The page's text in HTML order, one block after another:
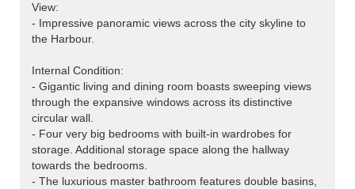
View:
- Impressive panoramic views across the city skyline to
the Harbour.
Internal Condition:
- Gigantic living and dining room boasts sweeping views
through the expansive windows across its distinctive
circular wall.
- Four very big bedrooms with built-in wardrobes for
storage. Additional storage space along the hallway
towards the bedrooms.
- The luxurious master bathroom features double basins,